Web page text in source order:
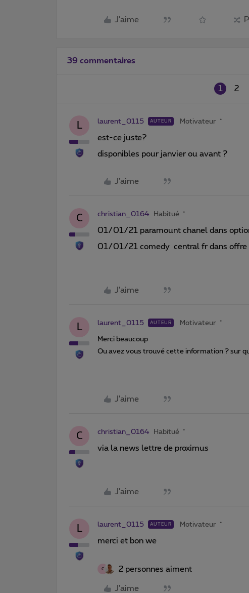
J'aime
39 commentaires
1 2
L laurent_0115 AUTEUR Motivateur
est-ce juste?
disponibles pour janvier ou avant ?
J'aime
C christian_0164 Habitué
01/01/21 paramount chanel dans
01/01/21 comedy central fr dans offre
J'aime
L laurent_0115 AUTEUR Motivateur
Merci beaucoup
Ou avez vous trouvé cette information ? sur
J'aime
C christian_0164 Habitué
via la news lettre de proximus
J'aime
L laurent_0115 AUTEUR Motivateur
merci et bon we
C 2 personnes aiment
J'aime